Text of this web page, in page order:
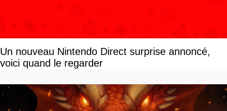
Un nouveau Nintendo Direct surprise annoncé,
voici quand le regarder